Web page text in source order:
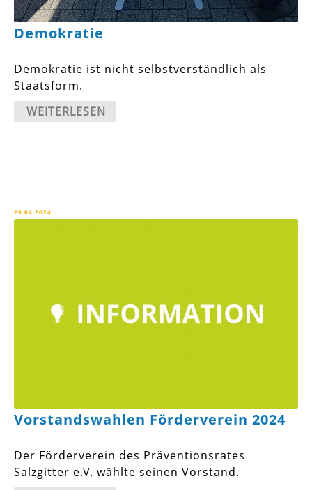
Demokratie
Demokratie ist nicht selbstverständlich als
Staatsform.
WEITERLESEN
29.04.2024
Vorstandswahlen Förderverein 2024
Der Förderverein des Präventionsrates
Salzgitter e.V. wählte seinen Vorstand.